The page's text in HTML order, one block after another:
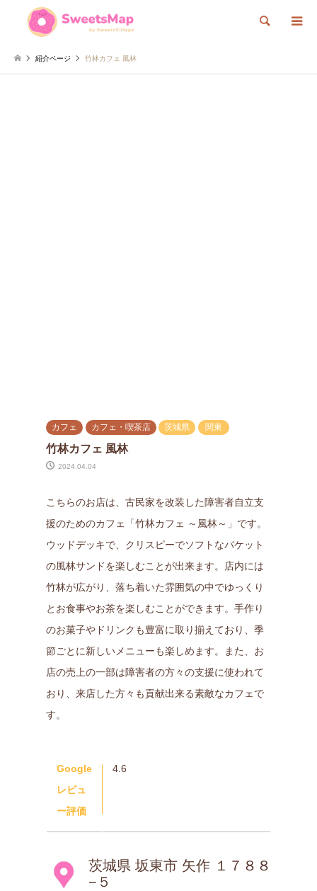
検索
紹介ページ 竹林カフェ 風林
カフェ カフェ・喫茶店 茨城県 関東
竹林カフェ 風林
2024.04.04
こちらのお店は、古民家を改装した障害者自立支
援のためのカフェ「竹林カフェ ～風林～」です。
ウッドデッキで、クリスピーでソフトなバケット
の風林サンドを楽しむことが出来ます。店内には
竹林が広がり、落ち着いた雰囲気の中でゆっくり
とお食事やお茶を楽しむことができます。手作り
のお菓子やドリンクも豊富に取り揃えており、季
節ごとに新しいメニューも楽しめます。また、お
店の売上の一部は障害者の方々の支援に使われて
おり、来店した方々も貢献出来る素敵なカフェで
す。
Google
レビュ
ー評価
4.6
茨城県 坂東市 矢作 １７８８
−５